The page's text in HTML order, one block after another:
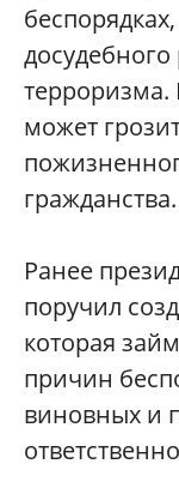
досудебного
может
гражданства.
Ранее
поручил
которая
причин
виновных и